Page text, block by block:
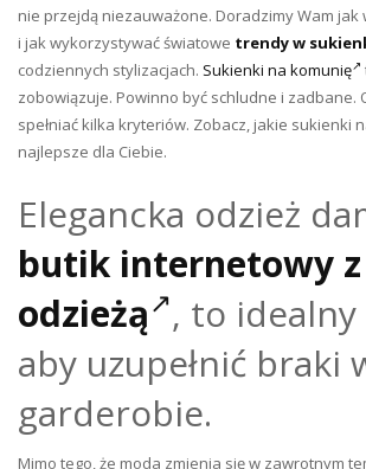
nie przejdą niezauważone. Doradzimy Wam jak
i jak wykorzystywać światowe trendy w
codziennych stylizacjach. Sukienki na komunię
zobowiązuje. Powinno być schludne i zadbane.
spełniać kilka kryteriów. Zobacz, jakie sukienki
najlepsze dla Ciebie.
Elegancka odzież
butik internetowy z
odzieżą , to
aby uzupełnić braki
garderobie.
Mimo tego, że moda zmienia się w zawrotnym